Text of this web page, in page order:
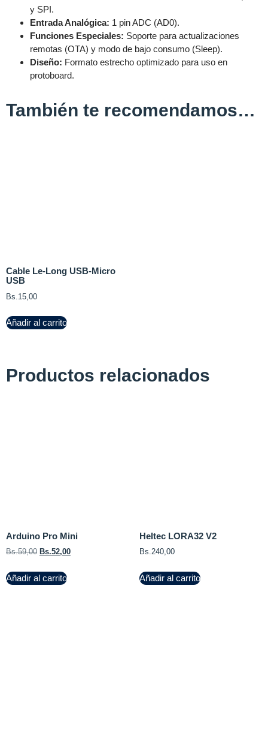
y SPI.
Entrada Analógica: 1 pin ADC (AD0).
Funciones Especiales: Soporte para actualizaciones
remotas (OTA) y modo de bajo consumo (Sleep).
Diseño: Formato estrecho optimizado para uso en
protoboard.
También te recomendamos…
Cable Le-Long USB-Micro
USB
Bs. 15,00
Añadir al carrito
Productos relacionados
Arduino Pro Mini
Bs.59,00 Bs.52,00
Añadir al carrito
Heltec LORA32 V2
Bs.240,00
Añadir al carrito